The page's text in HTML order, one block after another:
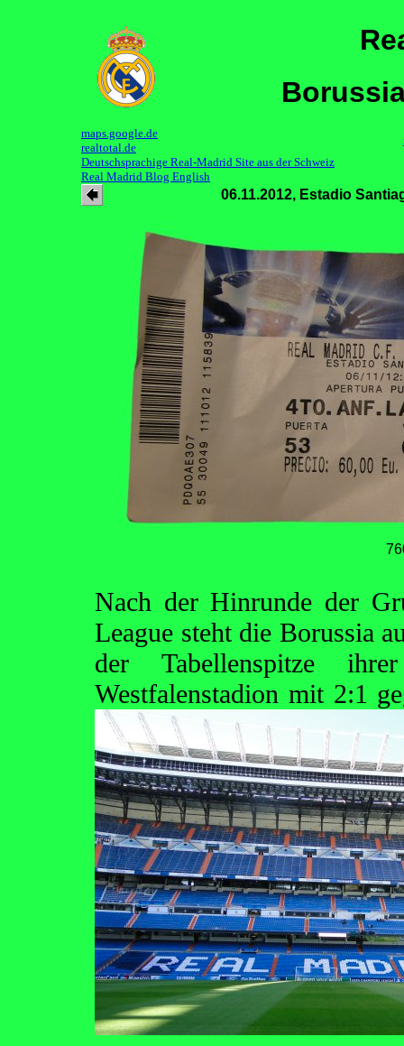
maps.google.de
realtotal.de
Deutschsprachige Real-Madrid Site aus der Schweiz
Real Madrid Blog English
06.11.2012, Estadio
Nach der Hinrunde der
League steht die Borussia
der Tabellenspitze
Westfalenstadion mit 2:1